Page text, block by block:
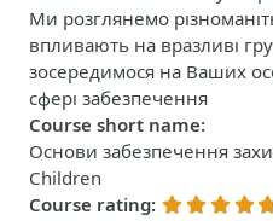
Ми розглянемо
впливають на вразливі
зосередимося на Ваших
сфері забезпечення
Course short name:
Основи забезпечення
Children
Course rating: